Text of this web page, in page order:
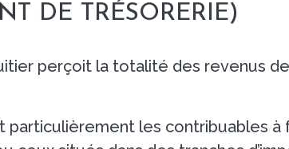
DE TRÉSORERIE)
perçoit la totalité des revenus
les contribuables à